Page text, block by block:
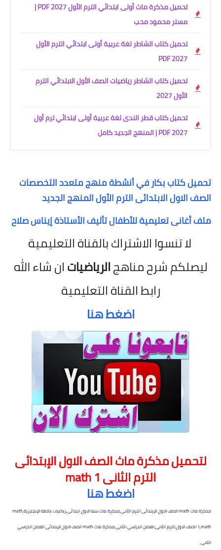
تحميل مذكرة ماث أولى ابتدائي الترم الأول 2027 PDF |
مستر محمود محب
تحميل كتاب الشاطر لغة عربية أولى ابتدائي الترم الأول
2027 PDF
تحميل كتاب الشاطر رياضيات الصف الأول الابتدائي الترم
الأول 2027
تحميل كتاب قطر الندى لغة عربية أولى ابتدائي ترم أول
2027 PDF | المنهج الجديد كامل
تحميل كتاب بكار في أنشطة منهج متعدد التخصصات
الصف الاول الابتدائى الترم الأول المنهج الجديد
ملف أغانى تعليمية للأطفال تأليف الأستاذة إيناس صلاح
لا تنسوا الاشتراك بالقناة التعليمية
ليصلكم شرح مناهجالرياضياتان شاء الله
رابط القناة التعليمية
اضغط هنا
لتحميل مذكرة ماث الصف الاول الإبتدائى
الترم الثانى math 1
اضغط هنا
مذكرة ماث math الصف الاول الإبتدائى الترم الثانى,مذكرة ماث سنه الاول ابتدائى,رياضيات باللغة الإنجليزية,math
1,math الصف الاول,الترم الثانى,الفصل الدراسي الثانى,مذكرة ماث math الصف الاول الإبتدائى الفصل الدراسي
الثانى,